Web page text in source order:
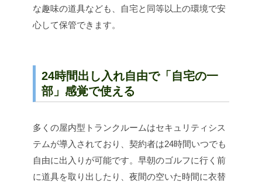
な趣味の道具なども、自宅と同等以上の環境で安
心して保管できます。
24時間出し入れ自由で「自宅の一
部」感覚で使える
多くの屋内型トランクルームはセキュリティシス
テムが導入されており、契約者は24時間いつでも
自由に出入りが可能です。早朝のゴルフに行く前
に道具を取り出したり、夜間の空いた時間に衣替